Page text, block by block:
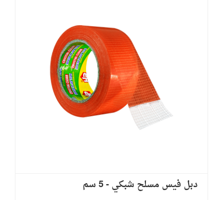
دبل فيس مسلح شبكي - 5 سم